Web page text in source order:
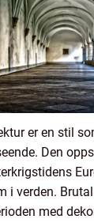
er en stil
Den
i verden.
med